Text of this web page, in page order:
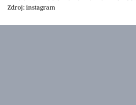
Zdroj: instagram